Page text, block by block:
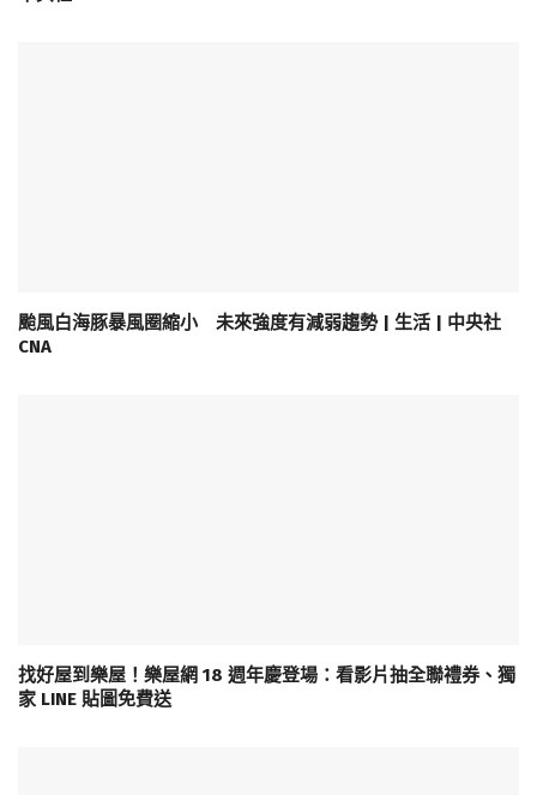
颱風白海豚暴風圈縮小 未來強度有減弱趨勢 | 生活 | 中央社
CNA
找好屋到樂屋！樂屋網 18 週年慶登場：看影片抽全聯禮券、獨
家 LINE 貼圖免費送